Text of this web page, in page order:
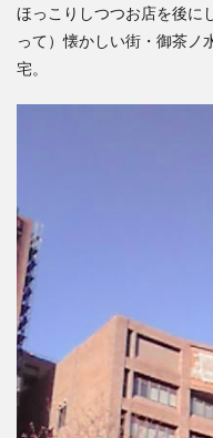
ほっこりしつつお店を後に
って）懐かしい街・御茶ノ
宅。